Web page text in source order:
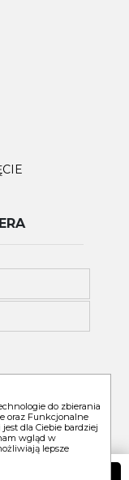
do zbierania
oraz Funkcjonalne
dla Ciebie bardziej
wgląd w
lepsze